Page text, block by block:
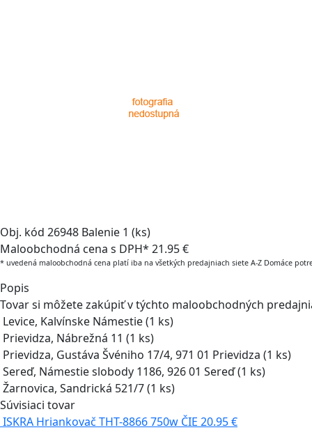
Obj. kód 26948 Balenie 1 (ks)
Maloobchodná cena s DPH* 21.95 €
* uvedená maloobchodná cena platí iba na všetkých predajniach siete A-Z Domáce
Popis
Tovar si môžete zakúpiť v týchto maloobchodných
Levice, Kalvínske Námestie(1 ks)
Prievidza, Nábrežná 11 (1 ks)
Prievidza, Gustáva Švéniho 17/4, 971 01 Prievidza (1 ks)
Sereď, Námestie slobody 1186, 926 01 Sereď(1 ks)
Žarnovica, Sandrická 521/7(1 ks)
Súvisiaci tovar
ISKRA Hriankovač THT-8866 750w ČIE 20.95 €